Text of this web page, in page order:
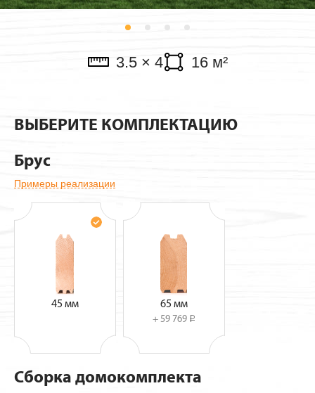
Павильоны
3.5 × 4 16 м²
ВЫБЕРИТЕ КОМПЛЕКТАЦИЮ
Брус
Примеры реализации
45 мм 65 мм
+ 59 769 i
Сборка домокомплекта